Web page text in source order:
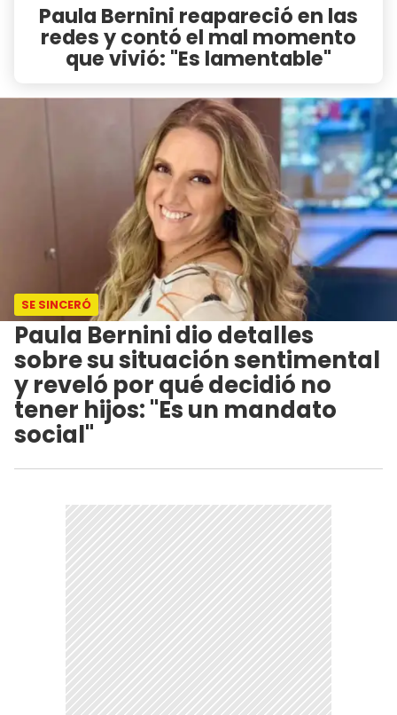
Paula Bernini reapareció en las
redes y contó el mal momento
que vivió: "Es lamentable"
SE SINCERÓ
Paula Bernini dio detalles
sobre su situación sentimental
y reveló por qué decidió no
tener hijos: "Es un mandato
social"